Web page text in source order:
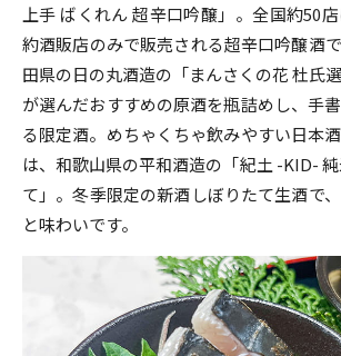
上手 ばくれん 超辛口吟醸」。全国約50
約酒販店のみで販売される超辛口吟醸酒
田県の日の丸酒造の「まんさくの花 杜氏
が選んだおすすめの原酒を瓶詰めし、手
る限定酒。めちゃくちゃ飲みやすい日本
は、和歌山県の平和酒造の「紀土 -KID-
て」。冬季限定の新酒しぼりたて生酒で
と味わいです。